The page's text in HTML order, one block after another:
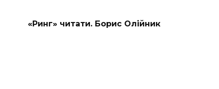
«Ринг» читати. Борис Олійник